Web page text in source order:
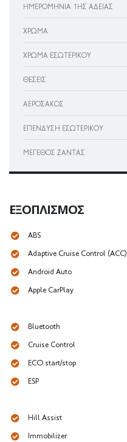
ΗΜΕΡΟΜΗΝΊΑ 1ΗΣ ΆΔΕΙΑΣ
ΧΡΏΜΑ
ΧΡΏΜΑ ΕΣΩΤΕΡΙΚΟΎ
ΘΈΣΕΙΣ
ΑΕΡΌΣΑΚΌΣ
ΕΠΈΝΔΥΣΗ ΕΣΩΤΕΡΙΚΟΎ
ΜΈΓΕΘΟΣ ΖΆΝΤΑΣ
ΕΞΟΠΛΙΣΜΌΣ
ABS
Adaptive Cruise Control (ACC)
Android Auto
Apple CarPlay
Bluetooth
Cruise Control
ECO start/stop
ESP
Hill Assist
Immobilizer